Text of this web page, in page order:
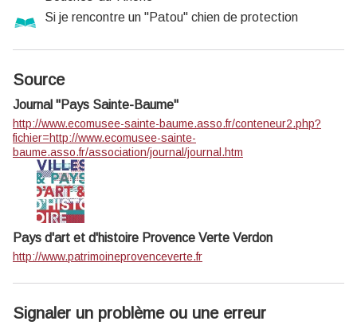
Si je rencontre un "Patou" chien de protection
Source
Journal "Pays Sainte-Baume"
http://www.ecomusee-sainte-baume.asso.fr/conteneur2.php?
fichier=http://www.ecomusee-sainte-
baume.asso.fr/association/journal/journal.htm
Pays d'art et d'histoire Provence Verte Verdon
http://www.patrimoineprovenceverte.fr
Signaler un problème ou une erreur